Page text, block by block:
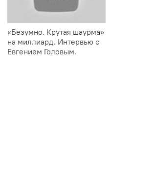
«Безумно. Крутая шаурма»
на миллиард. Интервью с
Евгением Головым.